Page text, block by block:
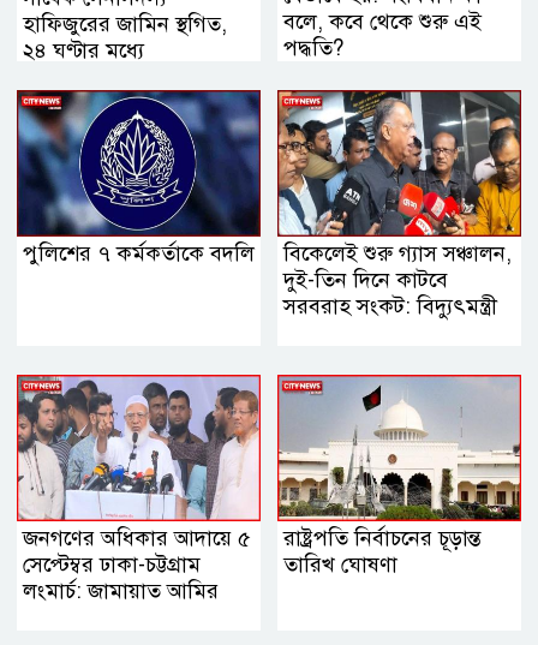
হাফিজুরের জামিন স্থগিত,
২৪ ঘণ্টার মধ্যে
বলে, কবে থেকে শুরু এই
পদ্ধতি?
পুলিশের ৭ কর্মকর্তাকে বদলি
বিকেলেই শুরু গ্যাস সঞ্চালন,
দুই-তিন দিনে কাটবে
সরবরাহ সংকট: বিদ্যুৎমন্ত্রী
জনগণের অধিকার আদায়ে ৫
সেপ্টেম্বর ঢাকা-চট্টগ্রাম
লংমার্চ: জামায়াত আমির
রাষ্ট্রপতি নির্বাচনের চূড়ান্ত
তারিখ ঘোষণা